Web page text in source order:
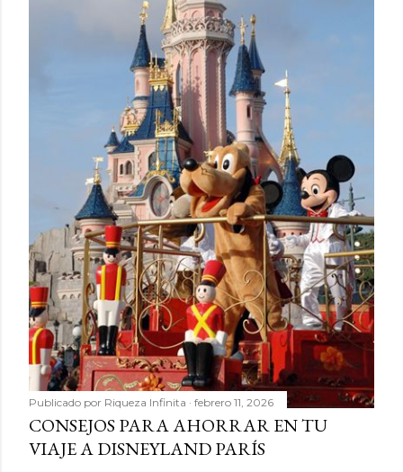
Publicado por Riqueza Infinita febrero 11, 2026
CONSEJOS PARA AHORRAR EN TU
VIAJE A DISNEYLAND PARÍS